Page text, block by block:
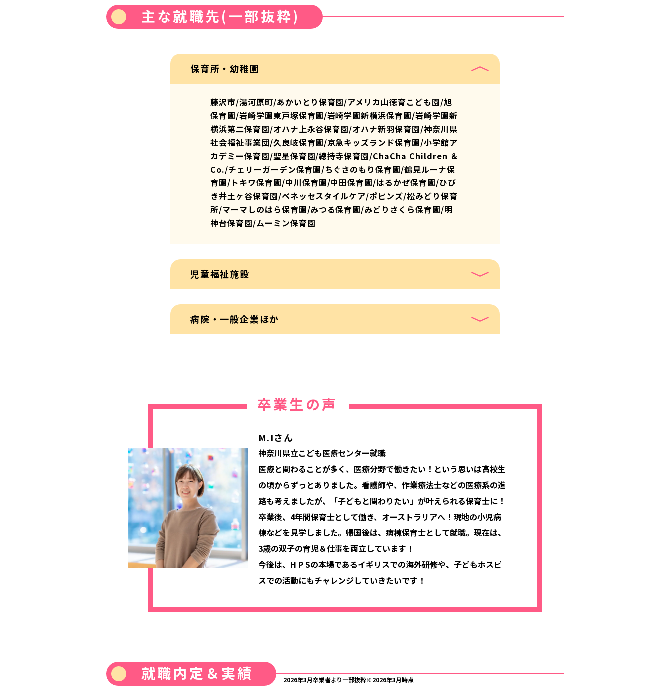
主な就職先(一部抜粋)
保育所・幼稚園
藤沢市/湯河原町/あかいとり保育園/アメリカ山徳育こども園/旭
保育園/岩崎学園東戸塚保育園/岩崎学園新横浜保育園/岩崎学園新
横浜第二保育園/オハナ上永谷保育園/オハナ新羽保育園/神奈川県
社会福祉事業団/久良岐保育園/京急キッズランド保育園/小学館ア
カデミー保育園/聖星保育園/總持寺保育園/ChaCha Children ＆
Co./チェリーガーデン保育園/ちぐさのもり保育園/鶴見ルーナ保
育園/トキワ保育園/中川保育園/中田保育園/はるかぜ保育園/ひび
き井土ヶ谷保育園/ベネッセスタイルケア/ポピンズ/松みどり保育
所/マーマしのはら保育園/みつる保育園/みどりさくら保育園/明
神台保育園/ムーミン保育園
児童福祉施設
病院・一般企業ほか
卒業生の声
M.Iさん
神奈川県立こども医療センター就職
医療と関わることが多く、医療分野で働きたい！という思いは高校生
の頃からずっとありました。看護師や、作業療法士などの医療系の進
路も考えましたが、「子どもと関わりたい」が叶えられる保育士に！
卒業後、4年間保育士として働き、オーストラリアへ！現地の小児病
棟などを見学しました。帰国後は、病棟保育士として就職。現在は、
3歳の双子の育児＆仕事を両立しています！
今後は、H P Sの本場であるイギリスでの海外研修や、子どもホスピ
スでの活動にもチャレンジしていきたいです！
就職内定＆実績 2026年3月卒業者より一部抜粋※2026年3月時点